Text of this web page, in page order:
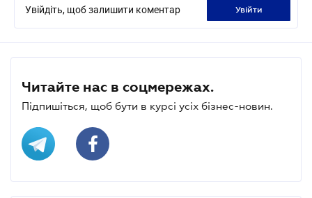
Увійдіть, щоб залишити коментар увійти
Читайте нас в соцмережах.
Підпишіться, щоб бути в курсі усіх бізнес-новин.